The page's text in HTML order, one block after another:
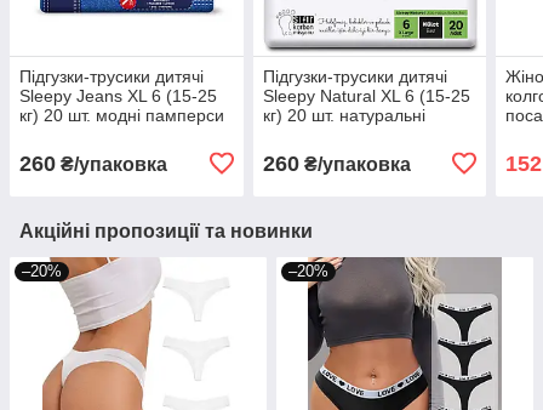
Підгузки-трусики дитячі
Sleepy Jeans XL 6 (15-25
кг) 20 шт. модні памперси
260 ₴/упаковка
Підгузки-трусики дитячі
Sleepy Natural XL 6 (15-25
кг) 20 шт. натуральні
260₴/упаковка 152
Акційні пропозиції та новинки
–20% –20%